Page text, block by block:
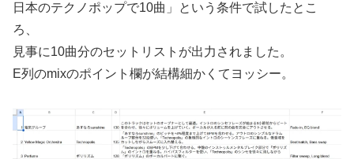
日本のテクノポップで10曲」という条件で試したとこ
ろ、
見事に10曲分のセットリストが出力されました。
E列のmixのポイント欄が結構細かくてヨッシー。